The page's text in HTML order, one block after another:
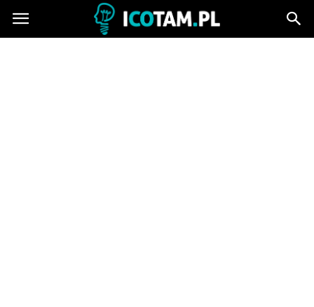
icotam.pl